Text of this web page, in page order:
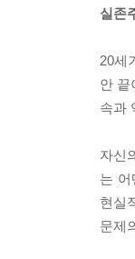
실존
20세
안 끝
속과
자신
는 어
현실
문제